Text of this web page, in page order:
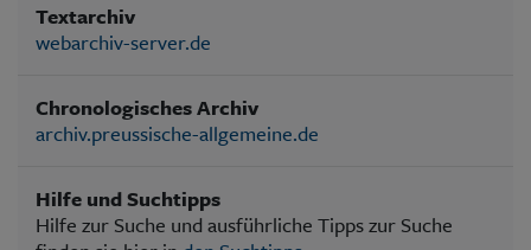
Textarchiv
webarchiv-server.de
Chronologisches Archiv
archiv.preussische-allgemeine.de
Hilfe und Suchtipps
Hilfe zur Suche und ausführliche Tipps zur Suche